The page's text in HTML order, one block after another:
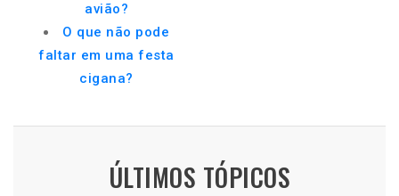
avião?
O que não pode
faltar em uma festa
cigana?
ÚLTIMOS TÓPICOS